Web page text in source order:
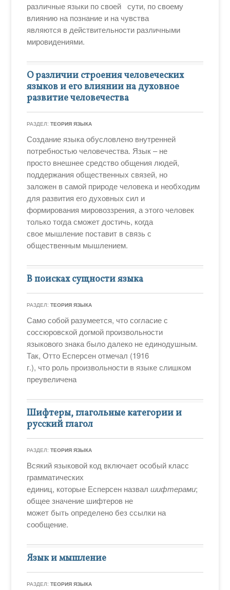
различные языки по своей сути, по своему
влиянию на познание и на чувства
являются в действительности различными
мировидениями.
О различии строения человеческих
языков и его влиянии на духовное
развитие человечества
РАЗДЕЛ:ТЕОРИЯ ЯЗЫКА
Создание языка обусловлено внутренней
потребностью человечества. Язык – не
просто внешнее средство общения людей,
поддержания общественных связей, но
заложен в самой природе человека и необходим
для развития его духовных сил и
формирования мировоззрения, а этого человек
только тогда сможет достичь, когда
свое мышление поставит в связь с
общественным мышлением.
В поисках сущности языка
РАЗДЕЛ:ТЕОРИЯ ЯЗЫКА
Само собой разумеется, что согласие с
соссюровской догмой произвольности
языкового знака было далеко не единодушным.
Так, Отто Есперсен отмечал (1916
г.), что роль произвольности в языке слишком
преувеличена
Шифтеры, глагольные категории и
русский глагол
РАЗДЕЛ:ТЕОРИЯ ЯЗЫКА
Всякий языковой код включает особый класс
грамматических
единиц, которые Есперсен назвалшифтерами;
общее значение шифтеров не
может быть определено без ссылки на
сообщение.
Язык и мышление
РАЗДЕЛ:ТЕОРИЯ ЯЗЫКА